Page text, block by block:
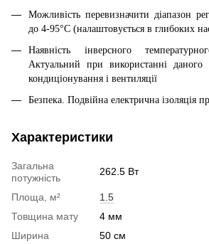
Можливість перевизначити діапазон
до 4-95°С (налаштовується в глибоких
Наявність інверсного
Актуальний при використанні
кондиціонування і вентиляції
Безпека. Подвійна електрична ізоляція
Характеристики
Загальна
потужність
262.5 Вт
Площа, м²
1.5
Товщина мату
4 мм
Ширина
50 см